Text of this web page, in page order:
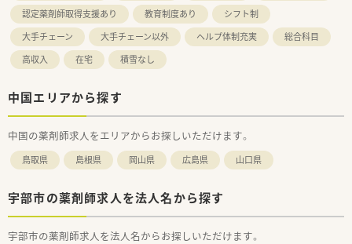
認定薬剤師取得支援あり
教育制度あり
シフト制
大手チェーン
大手チェーン以外 ヘルプ体制充実
総合科目
高収入
在宅 積雪なし
中国エリアから探す
中国の薬剤師求人をエリアからお探しいただけます。
鳥取県 島根県 岡山県 広島県 山口県
宇部市の薬剤師求人を法人名から探す
宇部市の薬剤師求人を法人名からお探しいただけます。